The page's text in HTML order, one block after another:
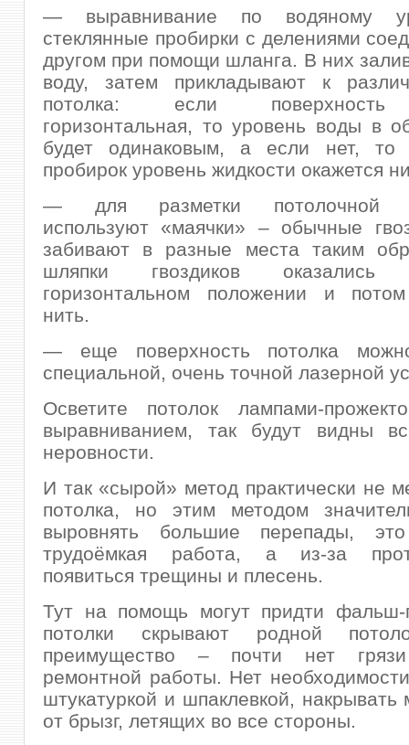
— выравнивание по водяному
стеклянные пробирки с делениями
другом при помощи шланга. В них
воду, затем прикладывают к
потолка: если поверхность
горизонтальная, то уровень воды в
будет одинаковым, а если нет,
пробирок уровень жидкости окажется
— для разметки потолочной
используют «маячки» – обычные
забивают в разные места таким
шляпки гвоздиков
горизонтальном положении и
нить.
— еще поверхность потолка
специальной, очень точной лазерной
Осветите потолок лампами-
выравниванием, так будут видны
неровности.
И так «сырой» метод практически не
потолка, но этим методом
выровнять большие перепады,
трудоёмкая работа, а из-за
появиться трещины и плесень.
Тут на помощь могут придти фальш-
потолки скрывают родной
преимущество – почти нет
ремонтной работы. Нет
штукатуркой и шпаклевкой, накрывать
от брызг, летящих во все стороны.